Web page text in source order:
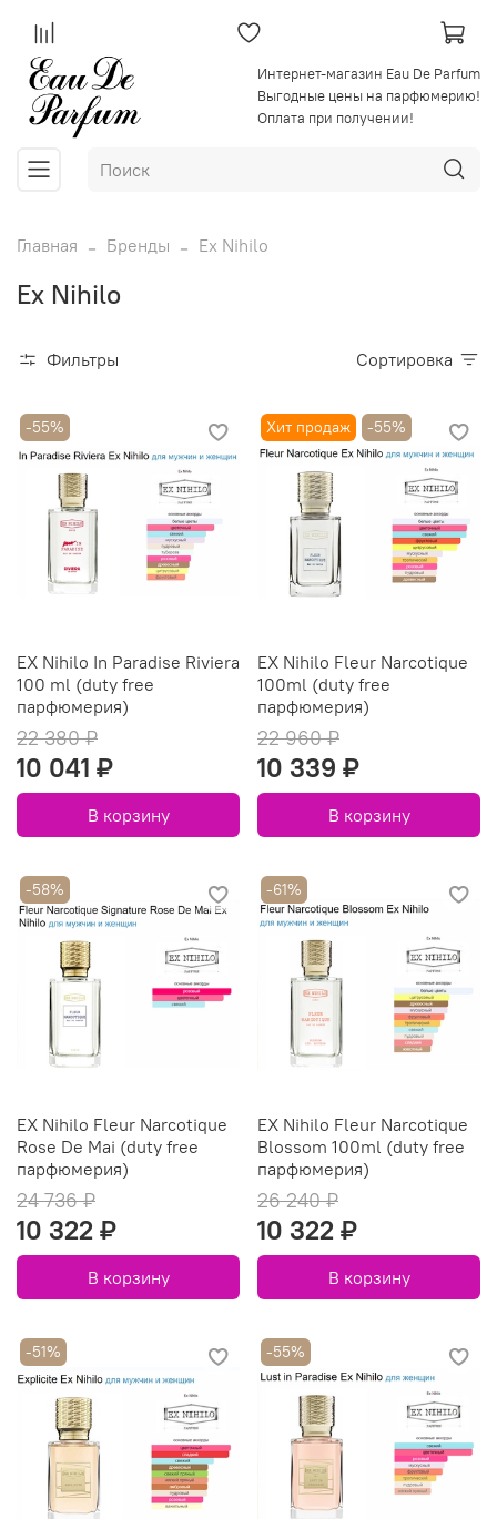
Интернет-магазин Eau De Parfum
Выгодные цены на парфюмерию!
Оплата при получении!
Главная Бренды Ex Nihilo
Ex Nihilo
Фильтры Сортировка
-55%
EX Nihilo In Paradise Riviera
100 ml (duty free
парфюмерия)
22 380 ₽
10 041 ₽
В корзину
Хит продаж -55%
EX Nihilo Fleur Narcotique
100ml (duty free
парфюмерия)
22 960 ₽
10 339 ₽
В корзину
-58%
EX Nihilo Fleur Narcotique
Rose De Mai (duty free
парфюмерия)
24 736 ₽
10 322 ₽
В корзину
-61%
EX Nihilo Fleur Narcotique
Blossom 100ml (duty free
парфюмерия)
26 240 ₽
10 322 ₽
В корзину
-51% -55%